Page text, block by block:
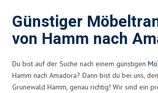
Günstiger
von Hamm nach
Du bist auf der Suche nach einem günstigen
Hamm nach Amadora? Dann bist du bei uns,
Grunewald Hamm, genau richtig! Wir sind ein